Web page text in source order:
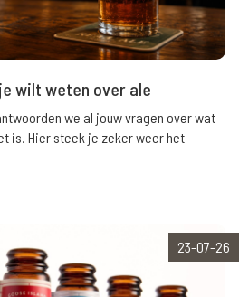
wilt weten over ale
we al jouw vragen over wat
is. Hier steek je zeker weer het
23-07-26